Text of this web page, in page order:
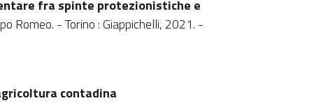
fra spinte protezionistiche e
Romeo. - Torino : Giappichelli, 2021. -
contadina